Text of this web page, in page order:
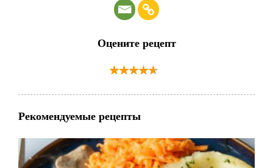
Оцените рецепт
Рекомендуемые рецепты